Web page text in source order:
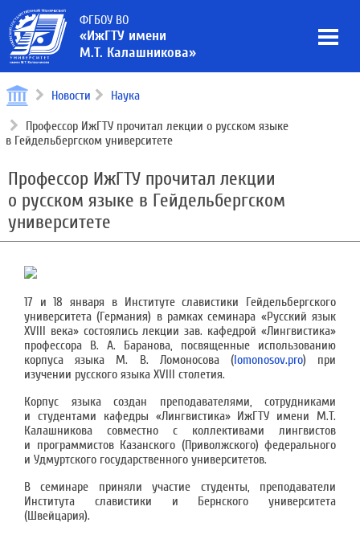
ФГБОУ ВО
«ИжГТУ имени
М.Т. Калашникова»
Новости Наука
Профессор ИжГТУ прочитал лекции о русском языке
в Гейдельбергском университете
Профессор ИжГТУ прочитал лекции
о русском языке в Гейдельбергском
университете
17 и 18 января в Институте славистики Гейдельбергского
университета (Германия) в рамках семинара «Русский язык
XVIII века» состоялись лекции зав. кафедрой «Лингвистика»
профессора В. А. Баранова, посвященные использованию
корпуса языка М. В. Ломоносова (lomonosov.pro) при
изучении русского языка XVIII столетия.
Корпус языка создан преподавателями, сотрудниками
и студентами кафедры «Лингвистика» ИжГТУ имени М.Т.
Калашникова совместно с коллективами лингвистов
и программистов Казанского (Приволжского) федерального
и Удмуртского государственного университетов.
В семинаре приняли участие студенты, преподаватели
Института славистики и Бернского университета
(Швейцария).